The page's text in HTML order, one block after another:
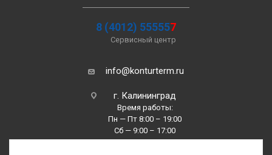
8 (4012) 555557
Сервисный центр
info@konturterm.ru
г. Калининград
Время работы:
Пн — Пт 8:00 – 19:00
Сб — 9:00 – 17:00
Вс —10:00 – 16:00